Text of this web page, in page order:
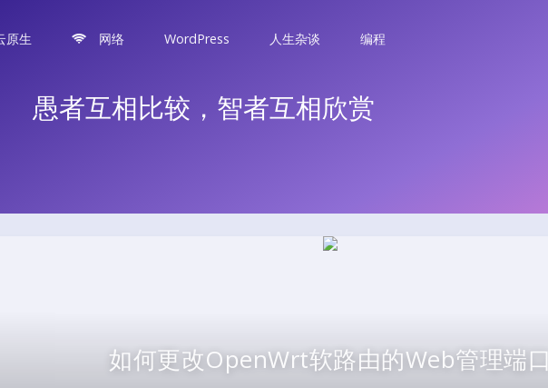
原生 网络 WordPress 人生杂谈 编程
愚者互相比较，智者互相欣赏
如何更改OpenWrt软路由的Web管理端口